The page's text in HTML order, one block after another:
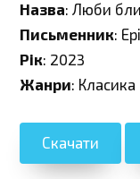
Назва: Люби
Письменник:
Рік: 2023
Жанри: Класика
Скачати